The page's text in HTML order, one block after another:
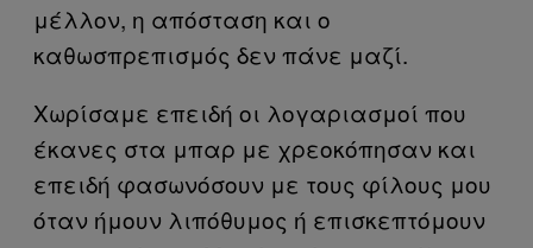
μέλλον, η απόσταση και ο
καθωσπρεπισμός δεν πάνε μαζί.
Χωρίσαμε επειδή οι λογαριασμοί που
έκανες στα μπαρ με χρεοκόπησαν και
επειδή φασωνόσουν με τους φίλους μου
όταν ήμουν λιπόθυμος ή επισκεπτόμουν